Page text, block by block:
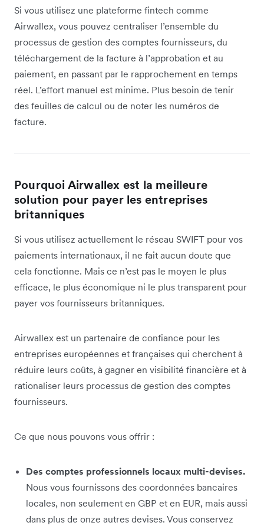
Si vous utilisez une plateforme fintech comme
Airwallex, vous pouvez centraliser l’ensemble du
processus de gestion des comptes fournisseurs, du
téléchargement de la facture à l’approbation et au
paiement, en passant par le rapprochement en temps
réel. L’effort manuel est minime. Plus besoin de tenir
des feuilles de calcul ou de noter les numéros de
facture.
Pourquoi Airwallex est la meilleure
solution pour payer les entreprises
britanniques
Si vous utilisez actuellement le réseau SWIFT pour vos
paiements internationaux, il ne fait aucun doute que
cela fonctionne. Mais ce n’est pas le moyen le plus
efficace, le plus économique ni le plus transparent pour
payer vos fournisseurs britanniques.
Airwallex est un partenaire de confiance pour les
entreprises européennes et françaises qui cherchent à
réduire leurs coûts, à gagner en visibilité financière et à
rationaliser leurs processus de gestion des comptes
fournisseurs.
Ce que nous pouvons vous offrir :
Des comptes professionnels locaux multi-devises.
Nous vous fournissons des coordonnées bancaires
locales, non seulement en GBP et en EUR, mais aussi
dans plus de onze autres devises. Vous conservez